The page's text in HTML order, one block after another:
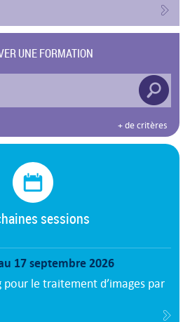
UNE FORMATION
+ de critères
sessions
17 septembre 2026
pour le traitement d’images par